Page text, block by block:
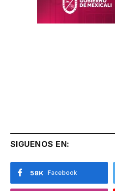
SIGUENOS EN:
Facebook
58K